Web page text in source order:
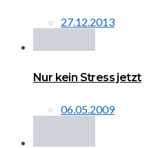
27.12.2013
Nur kein Stress jetzt
06.05.2009